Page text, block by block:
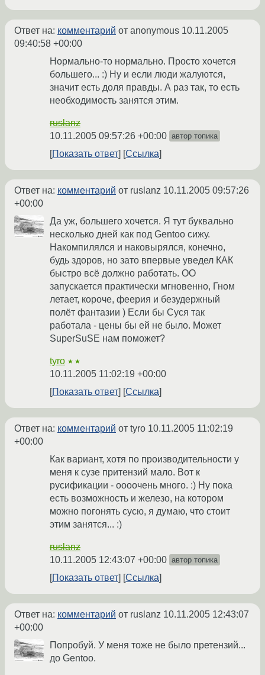
Ответ на: комментарий от anonymous 10.11.2005
09:40:58 +00:00
Нормально-то нормально. Просто хочется
большего... :) Ну и если люди жалуются,
значит есть доля правды. А раз так, то есть
необходимость занятся этим.
ruslanz
10.11.2005 09:57:26 +00:00 автор топика
Показать ответ Ссылка
Ответ на: комментарий от ruslanz 10.11.2005 09:57:26
+00:00
Да уж, большего хочется. Я тут буквально
несколько дней как под Gentoo сижу.
Накомпилялся и наковырялся, конечно,
будь здоров, но зато впервые уведел КАК
быстро всё должно работать. ОО
запускается практически мгновенно, Гном
летает, короче, феерия и безудержный
полёт фантазии ) Если бы Суся так
работала - цены бы ей не было. Может
SuperSuSE нам поможет?
tyro ★★
10.11.2005 11:02:19 +00:00
Показать ответ
Ссылка
Ответ на: комментарий от tyro 10.11.2005 11:02:19
+00:00
Как вариант, хотя по производительности у
меня к сузе притензий мало. Вот к
русификации - оооочень много. :) Ну пока
есть возможность и железо, на котором
можно погонять сусю, я думаю, что стоит
этим занятся... :)
ruslanz
10.11.2005 12:43:07 +00:00 автор топика
Показать ответ Ссылка
Ответ на: комментарий от ruslanz 10.11.2005 12:43:07
+00:00
Попробуй. У меня тоже не было претензий...
до Gentoo.